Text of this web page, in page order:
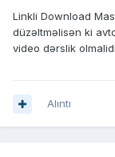
Linkli Download
düzəltməlisən ki
video dərslik
Alıntı